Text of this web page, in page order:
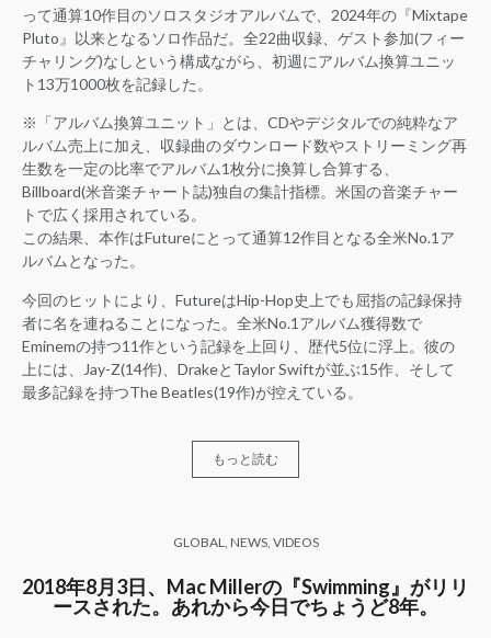
って通算10作目のソロスタジオアルバムで、2024年の『Mixtape
Pluto』以来となるソロ作品だ。全22曲収録、ゲスト参加(フィー
チャリング)なしという構成ながら、初週にアルバム換算ユニッ
ト13万1000枚を記録した。
※「アルバム換算ユニット」とは、CDやデジタルでの純粋なア
ルバム売上に加え、収録曲のダウンロード数やストリーミング再
生数を一定の比率でアルバム1枚分に換算し合算する、
Billboard(米音楽チャート誌)独自の集計指標。米国の音楽チャー
トで広く採用されている。
この結果、本作はFutureにとって通算12作目となる全米No.1ア
ルバムとなった。
今回のヒットにより、FutureはHip-Hop史上でも屈指の記録保持
者に名を連ねることになった。全米No.1アルバム獲得数で
Eminemの持つ11作という記録を上回り、歴代5位に浮上。彼の
上には、Jay-Z(14作)、DrakeとTaylor Swiftが並ぶ15作、そして
最多記録を持つThe Beatles(19作)が控えている。
もっと読む
GLOBAL, NEWS, VIDEOS
2018年8月3日、Mac Millerの『Swimming』がリリ
ースされた。あれから今日でちょうど8年。